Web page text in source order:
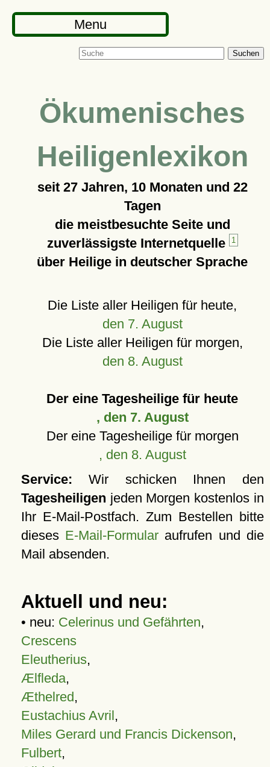
Menu
Suchen
Ökumenisches
Heiligenlexikon
seit 27 Jahren, 10 Monaten und 22
Tagen
die meistbesuchte Seite und
zuverlässigste Internetquelle
1
über Heilige in deutscher Sprache
Die Liste aller Heiligen für heute,
den 7. August
Die Liste aller Heiligen für morgen,
den 8. August
Der eine Tagesheilige für heute
, den 7. August
Der eine Tagesheilige für morgen
, den 8. August
Service: Wir schicken Ihnen den
Tagesheiligen jeden Morgen kostenlos in
Ihr E-Mail-Postfach. Zum Bestellen bitte
dieses E-Mail-Formular aufrufen und die
Mail absenden.
Aktuell und neu:
• neu: Celerinus und Gefährten,
Crescens
Eleutherius,
Ælfleda,
Æthelred,
Eustachius Avril,
Miles Gerard und Francis Dickenson,
Fulbert,